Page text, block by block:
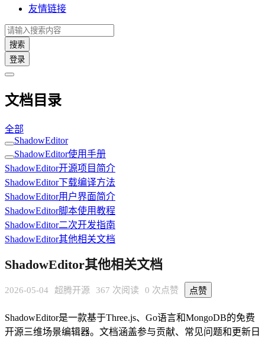
友情链接
搜索
登录
文档目录
全部
ShadowEditor
ShadowEditor使用手册
ShadowEditor开源项目简介
ShadowEditor下载编译方法
ShadowEditor用户界面简介
ShadowEditor脚本使用教程
ShadowEditor二次开发指南
ShadowEditor其他相关文档
ShadowEditor其他相关文档
2026-05-04 超腾开源 367 次阅读 0 次点赞 点赞
ShadowEditor是一款基于Three.js、Go语言和MongoDB的免费
开源三维场景编辑器。文档涵盖参与贡献、常见问题和更新日